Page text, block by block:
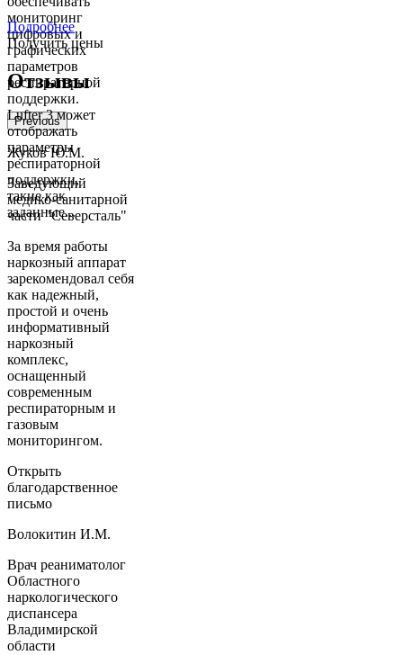
мониторинг
цифровых и
графических
параметров
респираторной
поддержки.
Lufter 3 может
отображать
параметры
респираторной
поддержки,
такие как
заданные...
Подробнее
Получить цены
Отзывы
Previous
Жуков Ю.М.
Заведующий
медико-санитарной
части "Северсталь"
За время работы
наркозный аппарат
зарекомендовал себя
как надежный,
простой и очень
информативный
наркозный
комплекс,
оснащенный
современным
респираторным и
газовым
мониторингом.
Открыть
благодарственное
письмо
Волокитин И.М.
Врач реаниматолог
Областного
наркологического
диспансера
Владимирской
области